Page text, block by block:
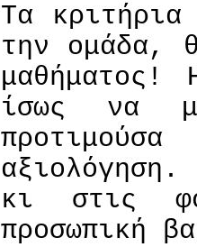
Τα
την ομάδα,
μαθήματος!
ίσως να
κι στις
προσωπική